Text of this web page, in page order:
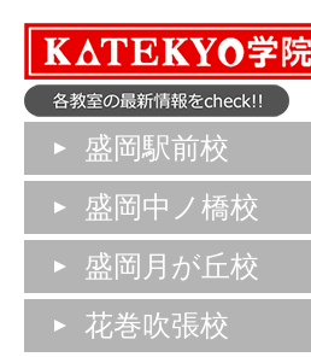
盛岡駅前校
盛岡中ノ橋校
盛岡月が丘校
花巻吹張校